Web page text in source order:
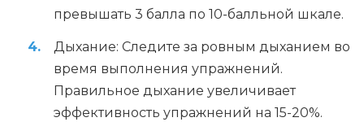
превышать 3 балла по 10-балльной шкале.
Дыхание: Следите за ровным дыханием во
время выполнения упражнений.
Правильное дыхание увеличивает
эффективность упражнений на 15-20%.